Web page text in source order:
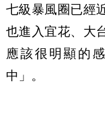
七級暴風圈已經
也進入宜花、大
應該很明顯的
中」。